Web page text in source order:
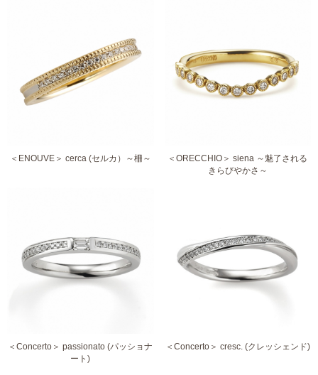
＜ENOUVE＞ cerca (セルカ）～柵～
＜ORECCHIO＞ siena ～魅了される
きらびやかさ～
＜Concerto＞ passionato (パッショナ
ート)
＜Concerto＞ cresc. (クレッシェンド)